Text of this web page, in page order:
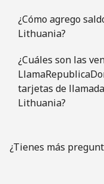
¿Cómo agrego
Lithuania?
¿Cuáles son las
tarjetas de
Lithuania?
¿Tienes más